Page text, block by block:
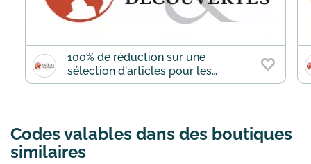
100% de réduction sur une
sélection d'articles pour les
adhérents
Codes valables dans des boutiques
similaires